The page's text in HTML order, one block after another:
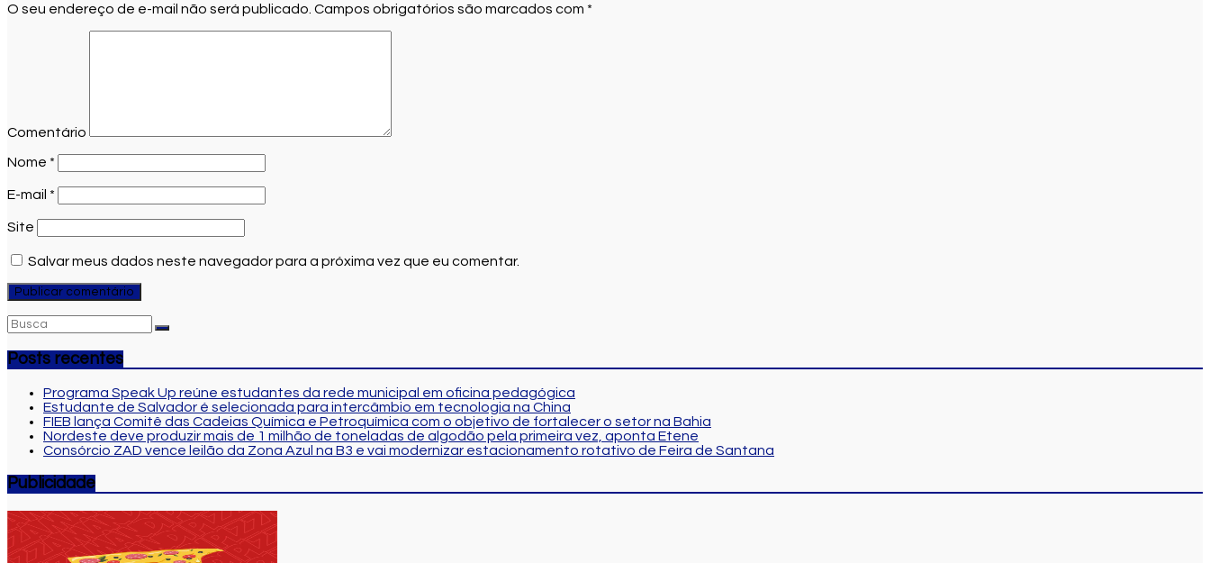
O seu endereço de e-mail não será publicado. Campos obrigatórios são marcados com *
Comentário
Nome *
E-mail *
Site
Salvar meus dados neste navegador para a próxima vez que eu comentar.
Posts recentes
Programa Speak Up reúne estudantes da rede municipal em oficina pedagógica
Estudante de Salvador é selecionada para intercâmbio em tecnologia na China
FIEB lança Comitê das Cadeias Química e Petroquímica com o objetivo de fortalecer o setor na Bahia
Nordeste deve produzir mais de 1 milhão de toneladas de algodão pela primeira vez, aponta Etene
Consórcio ZAD vence leilão da Zona Azul na B3 e vai modernizar estacionamento rotativo de Feira de Santana
Publicidade